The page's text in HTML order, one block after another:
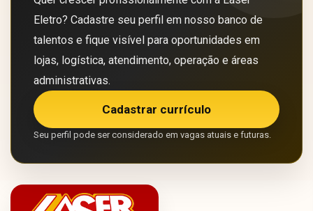
Eletro? Cadastre seu perfil em nosso banco de
talentos e fique visível para oportunidades em
lojas, logística, atendimento, operação e áreas
administrativas.
Cadastrar currículo
Seu perfil pode ser considerado em vagas atuais e futuras.